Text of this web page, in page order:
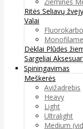
Ritės Seliavų
Valai
Dėklai Plūdės
Sargeliai
Spiningavimas
Meškerės
Avižadrebis
Heavy
Light
Ultralight
Medium